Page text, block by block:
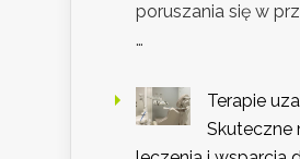
poruszania się w
…
Terapie
Skuteczne